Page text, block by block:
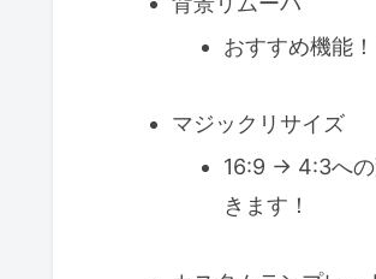
おすすめ機能
マジックリサイズ
16:9 → 4:3への
きます！